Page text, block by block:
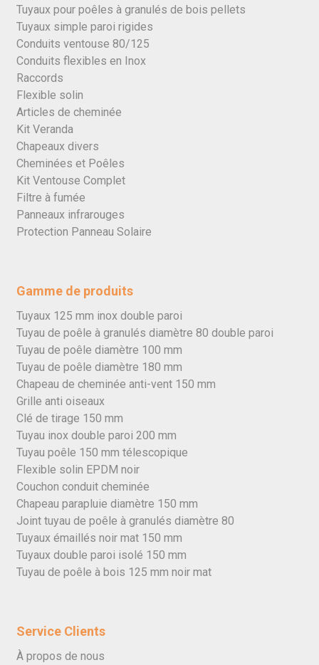
Tuyaux pour poêles à granulés de bois pellets
Tuyaux simple paroi rigides
Conduits ventouse 80/125
Conduits flexibles en Inox
Raccords
Flexible solin
Articles de cheminée
Kit Veranda
Chapeaux divers
Cheminées et Poêles
Kit Ventouse Complet
Filtre à fumée
Panneaux infrarouges
Protection Panneau Solaire
Gamme de produits
Tuyaux 125 mm inox double paroi
Tuyau de poêle à granulés diamètre 80 double paroi
Tuyau de poêle diamètre 100 mm
Tuyau de poêle diamètre 180 mm
Chapeau de cheminée anti-vent 150 mm
Grille anti oiseaux
Clé de tirage 150 mm
Tuyau inox double paroi 200 mm
Tuyau poêle 150 mm télescopique
Flexible solin EPDM noir
Couchon conduit cheminée
Chapeau parapluie diamètre 150 mm
Joint tuyau de poêle à granulés diamètre 80
Tuyaux émaillés noir mat 150 mm
Tuyaux double paroi isolé 150 mm
Tuyau de poêle à bois 125 mm noir mat
Service Clients
À propos de nous